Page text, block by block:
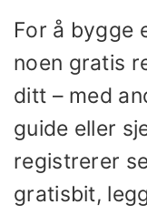
For å bygge
noen gratis
ditt – med
guide eller
registrerer
gratisbit,